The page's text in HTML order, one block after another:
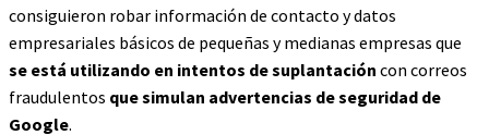
consiguieron robar información de contacto y datos
empresariales básicos de pequeñas y medianas empresas que
se está utilizando en intentos de suplantación con correos
fraudulentos que simulan advertencias de seguridad de
Google.